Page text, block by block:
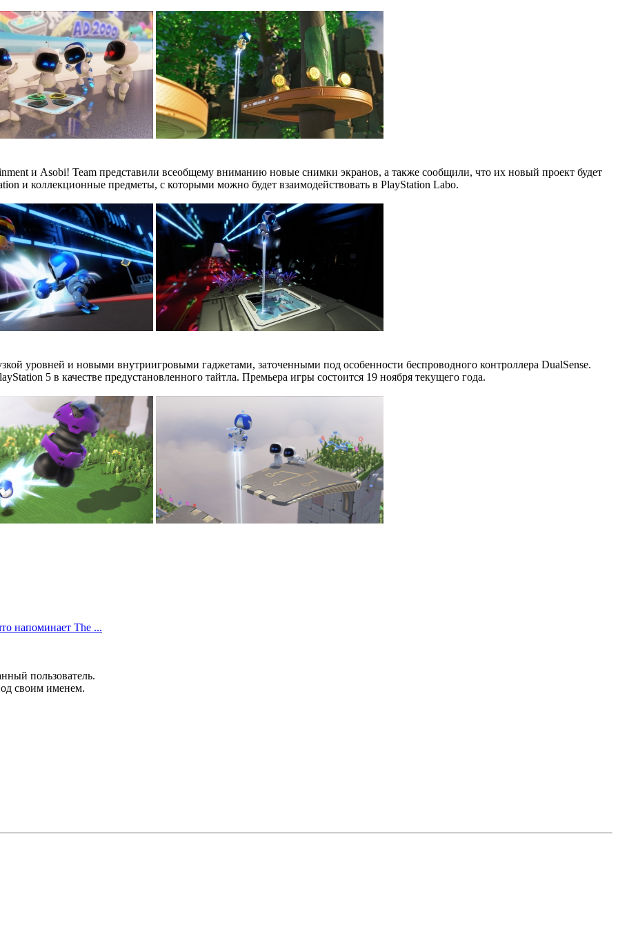
и Asobi! Team представили всеобщему вниманию новые снимки экранов, а также сообщили, что их новый проект будет
и коллекционные предметы, с которыми можно будет взаимодействовать в PlayStation Labo.
уровней и новыми внутриигровыми гаджетами, заточенными под особенности беспроводного контроллера DualSense.
5 в качестве предустановленного тайтла. Премьера игры состоится 19 ноября текущего года.
напоминает The ...
пользователь.
своим именем.